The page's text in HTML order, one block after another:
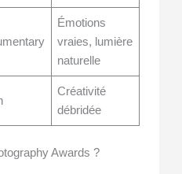
Émotions
vraies, lumière
naturelle
Créativité
débridée
Awards ?